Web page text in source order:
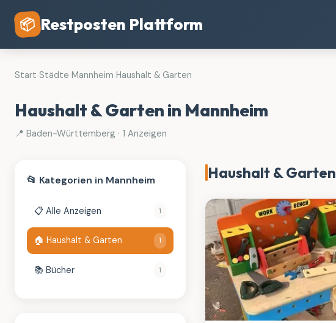
📦 Restposten Plattform
Start Städte Mannheim Haushalt & Garten
Haushalt & Garten in Mannheim
📍 Baden-Württemberg · 1 Anzeigen
📂 Kategorien in Mannheim
📋 Alle Anzeigen 1
🏠 Haushalt & Garten 1
📚 Bücher 1
Haushalt & Garten